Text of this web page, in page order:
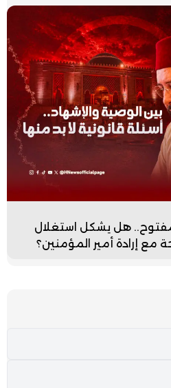
هل يشكل استغلال
مع إرادة أمير المؤمنين؟